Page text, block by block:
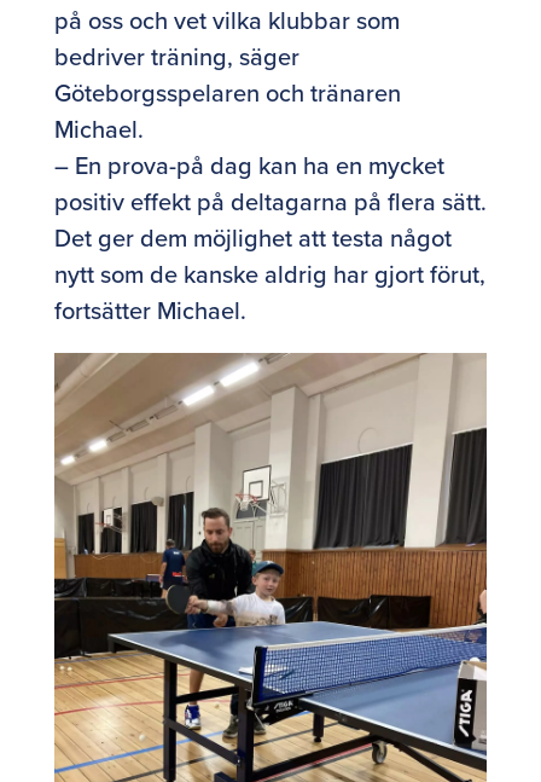
på oss och vet vilka klubbar som
bedriver träning, säger
Göteborgsspelaren och tränaren
Michael.
– En prova-på dag kan ha en mycket
positiv effekt på deltagarna på flera sätt.
Det ger dem möjlighet att testa något
nytt som de kanske aldrig har gjort förut,
fortsätter Michael.